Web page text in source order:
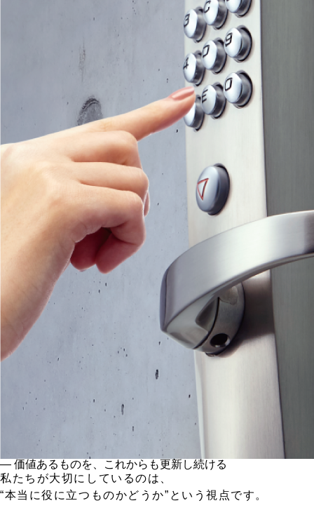
― 価値あるものを、これからも更新し続ける
私たちが大切にしているのは、
“本当に役に立つものかどうか”という視点です。